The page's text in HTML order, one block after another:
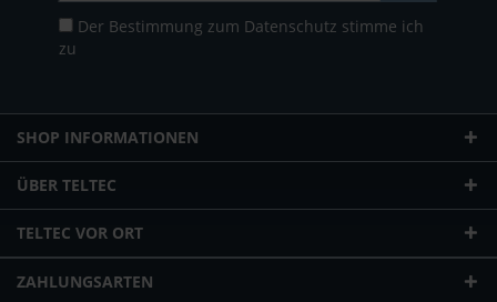
Der Bestimmung zum Datenschutz stimme ich
zu
SHOP INFORMATIONEN
ÜBER TELTEC
TELTEC VOR ORT
ZAHLUNGSARTEN